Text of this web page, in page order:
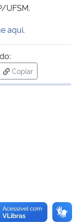
UFSM.
aqui.
Copiar
para área de